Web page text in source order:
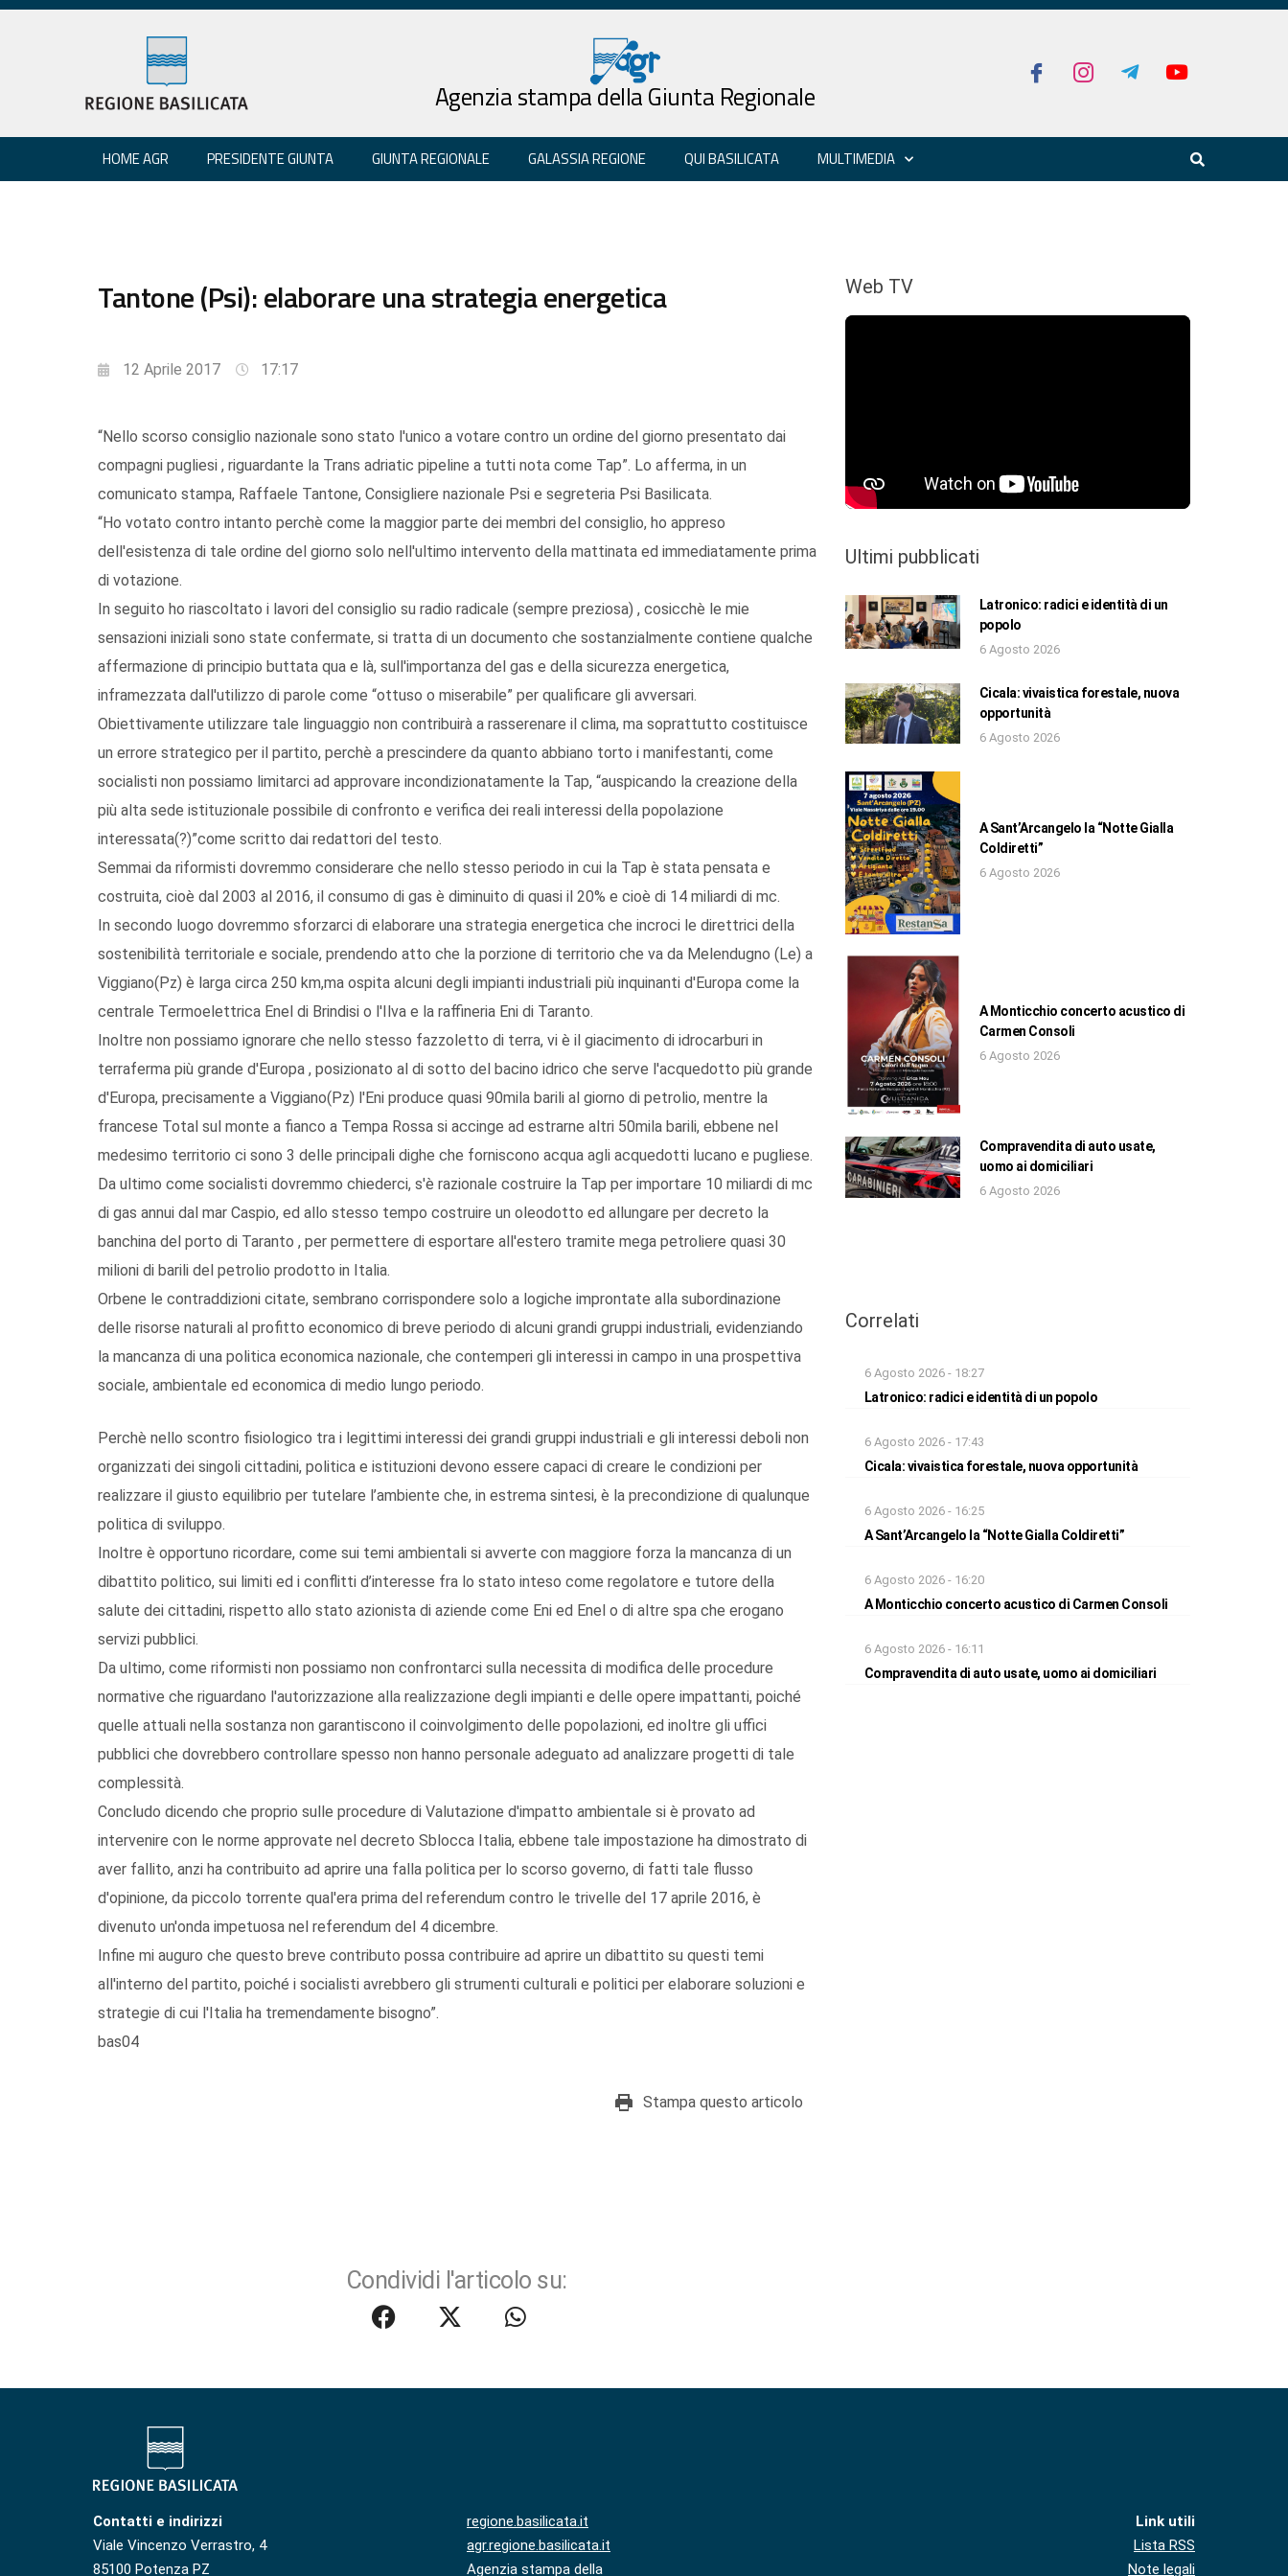
Agenzia stampa della Giunta Regionale
HOME AGR PRESIDENTE GIUNTA GIUNTA REGIONALE GALASSIA REGIONE QUI BASILICATA MULTIMEDIA
Tantone (Psi): elaborare una strategia energetica
12 Aprile 2017 17:17
“Nello scorso consiglio nazionale sono stato l'unico a votare contro un ordine del giorno presentato dai
compagni pugliesi , riguardante la Trans adriatic pipeline a tutti nota come Tap”. Lo afferma, in un
comunicato stampa, Raffaele Tantone, Consigliere nazionale Psi e segreteria Psi Basilicata.
“Ho votato contro intanto perchè come la maggior parte dei membri del consiglio, ho appreso
dell'esistenza di tale ordine del giorno solo nell'ultimo intervento della mattinata ed immediatamente prima
di votazione.
In seguito ho riascoltato i lavori del consiglio su radio radicale (sempre preziosa) , cosicchè le mie
sensazioni iniziali sono state confermate, si tratta di un documento che sostanzialmente contiene qualche
affermazione di principio buttata qua e là, sull'importanza del gas e della sicurezza energetica,
inframezzata dall'utilizzo di parole come “ottuso o miserabile” per qualificare gli avversari.
Obiettivamente utilizzare tale linguaggio non contribuirà a rasserenare il clima, ma soprattutto costituisce
un errore strategico per il partito, perchè a prescindere da quanto abbiano torto i manifestanti, come
socialisti non possiamo limitarci ad approvare incondizionatamente la Tap, “auspicando la creazione della
più alta sede istituzionale possibile di confronto e verifica dei reali interessi della popolazione
interessata(?)”come scritto dai redattori del testo.
Semmai da riformisti dovremmo considerare che nello stesso periodo in cui la Tap è stata pensata e
costruita, cioè dal 2003 al 2016, il consumo di gas è diminuito di quasi il 20% e cioè di 14 miliardi di mc.
In secondo luogo dovremmo sforzarci di elaborare una strategia energetica che incroci le direttrici della
sostenibilità territoriale e sociale, prendendo atto che la porzione di territorio che va da Melendugno (Le) a
Viggiano(Pz) è larga circa 250 km,ma ospita alcuni degli impianti industriali più inquinanti d'Europa come la
centrale Termoelettrica Enel di Brindisi o l'Ilva e la raffineria Eni di Taranto.
Inoltre non possiamo ignorare che nello stesso fazzoletto di terra, vi è il giacimento di idrocarburi in
terraferma più grande d'Europa , posizionato al di sotto del bacino idrico che serve l'acquedotto più grande
d'Europa, precisamente a Viggiano(Pz) l'Eni produce quasi 90mila barili al giorno di petrolio, mentre la
francese Total sul monte a fianco a Tempa Rossa si accinge ad estrarne altri 50mila barili, ebbene nel
medesimo territorio ci sono 3 delle principali dighe che forniscono acqua agli acquedotti lucano e pugliese.
Da ultimo come socialisti dovremmo chiederci, s'è razionale costruire la Tap per importare 10 miliardi di mc
di gas annui dal mar Caspio, ed allo stesso tempo costruire un oleodotto ed allungare per decreto la
banchina del porto di Taranto , per permettere di esportare all'estero tramite mega petroliere quasi 30
milioni di barili del petrolio prodotto in Italia.
Orbene le contraddizioni citate, sembrano corrispondere solo a logiche improntate alla subordinazione
delle risorse naturali al profitto economico di breve periodo di alcuni grandi gruppi industriali, evidenziando
la mancanza di una politica economica nazionale, che contemperi gli interessi in campo in una prospettiva
sociale, ambientale ed economica di medio lungo periodo.
Perchè nello scontro fisiologico tra i legittimi interessi dei grandi gruppi industriali e gli interessi deboli non
organizzati dei singoli cittadini, politica e istituzioni devono essere capaci di creare le condizioni per
realizzare il giusto equilibrio per tutelare l’ambiente che, in estrema sintesi, è la precondizione di qualunque
politica di sviluppo.
Inoltre è opportuno ricordare, come sui temi ambientali si avverte con maggiore forza la mancanza di un
dibattito politico, sui limiti ed i conflitti d’interesse fra lo stato inteso come regolatore e tutore della
salute dei cittadini, rispetto allo stato azionista di aziende come Eni ed Enel o di altre spa che erogano
servizi pubblici.
Da ultimo, come riformisti non possiamo non confrontarci sulla necessita di modifica delle procedure
normative che riguardano l'autorizzazione alla realizzazione degli impianti e delle opere impattanti, poiché
quelle attuali nella sostanza non garantiscono il coinvolgimento delle popolazioni, ed inoltre gli uffici
pubblici che dovrebbero controllare spesso non hanno personale adeguato ad analizzare progetti di tale
complessità.
Concludo dicendo che proprio sulle procedure di Valutazione d'impatto ambientale si è provato ad
intervenire con le norme approvate nel decreto Sblocca Italia, ebbene tale impostazione ha dimostrato di
aver fallito, anzi ha contribuito ad aprire una falla politica per lo scorso governo, di fatti tale flusso
d'opinione, da piccolo torrente qual'era prima del referendum contro le trivelle del 17 aprile 2016, è
divenuto un'onda impetuosa nel referendum del 4 dicembre.
Infine mi auguro che questo breve contributo possa contribuire ad aprire un dibattito su questi temi
all'interno del partito, poiché i socialisti avrebbero gli strumenti culturali e politici per elaborare soluzioni e
strategie di cui l'Italia ha tremendamente bisogno”.
bas04
Stampa questo articolo
Condividi l'articolo su:
Web TV
Ultimi pubblicati
Latronico: radici e identità di un
popolo
6 Agosto 2026
Cicala: vivaistica forestale, nuova
opportunità
6 Agosto 2026
A Sant’Arcangelo la “Notte Gialla
Coldiretti”
6 Agosto 2026
A Monticchio concerto acustico di
Carmen Consoli
6 Agosto 2026
Compravendita di auto usate,
uomo ai domiciliari
6 Agosto 2026
Correlati
6 Agosto 2026 - 18:27
Latronico: radici e identità di un popolo
6 Agosto 2026 - 17:43
Cicala: vivaistica forestale, nuova opportunità
6 Agosto 2026 - 16:25
A Sant’Arcangelo la “Notte Gialla Coldiretti”
6 Agosto 2026 - 16:20
A Monticchio concerto acustico di Carmen Consoli
6 Agosto 2026 - 16:11
Compravendita di auto usate, uomo ai domiciliari
Contatti e indirizzi
Viale Vincenzo Verrastro, 4
85100 Potenza PZ
regione.basilicata.it
agr.regione.basilicata.it
Agenzia stampa della
Link utili
Lista RSS
Note legali